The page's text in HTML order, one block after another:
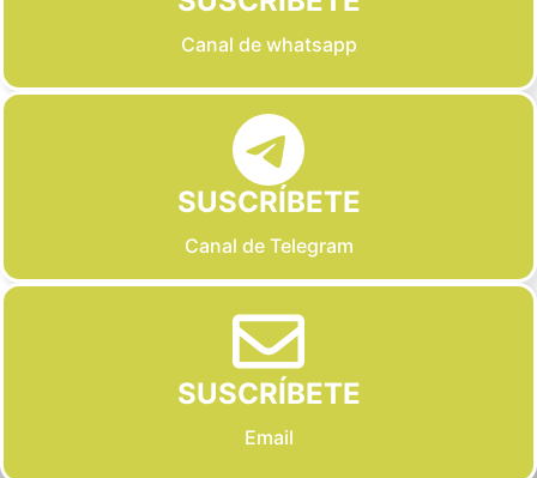
Canal de whatsapp
SUSCRÍBETE
Canal de Telegram
SUSCRÍBETE
Email